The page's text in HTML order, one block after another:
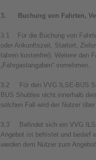
3. Buchung von Fahrten,
3.1 Für die Buchung von
oder Ankunftszeit, Startort,
fahren kostenfrei). Weitere den
„Fahrgastangaben“ vornehmen.
3.2 Für den VVG ILSE-BUS
BUS Shuttles nicht innerhalb
solchen Fall wird der Nutzer
3.3 Befindet sich ein VVG
Angebot ist befristet und bedarf
werden dem Nutzer zum